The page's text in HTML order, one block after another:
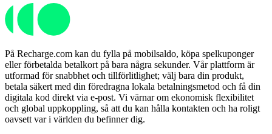
På Recharge.com kan du fylla på mobilsaldo, köpa spelkuponger
eller förbetalda betalkort på bara några sekunder. Vår plattform är
utformad för snabbhet och tillförlitlighet; välj bara din produkt,
betala säkert med din föredragna lokala betalningsmetod och få din
digitala kod direkt via e-post. Vi värnar om ekonomisk flexibilitet
och global uppkoppling, så att du kan hålla kontakten och ha roligt
oavsett var i världen du befinner dig.